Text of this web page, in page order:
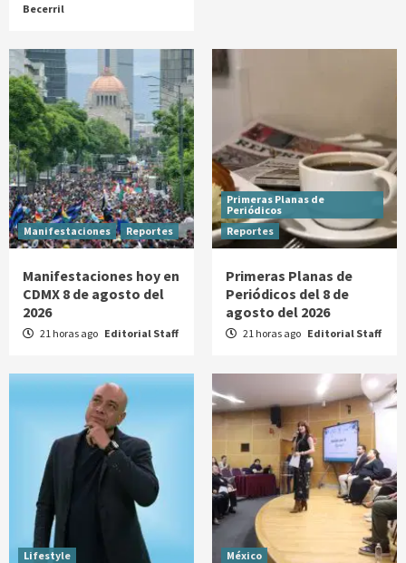
Becerril
Manifestaciones Reportes
Manifestaciones hoy en
CDMX 8 de agosto del
2026
21 horas ago Editorial Staff
Primeras Planas de
Periódicos
Reportes
Primeras Planas de
Periódicos del 8 de
agosto del 2026
21 horas ago Editorial Staff
Lifestyle México